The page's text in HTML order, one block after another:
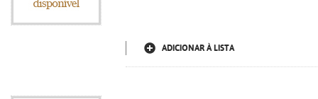
ADICIONAR À LISTA